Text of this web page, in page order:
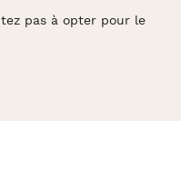
pas à opter pour le